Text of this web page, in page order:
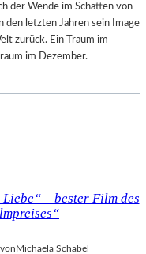
der Wende im Schatten von
letzten Jahren sein Image
zurück. Ein Traum im
im Dezember.
– bester Film des
vonMichaela Schabel